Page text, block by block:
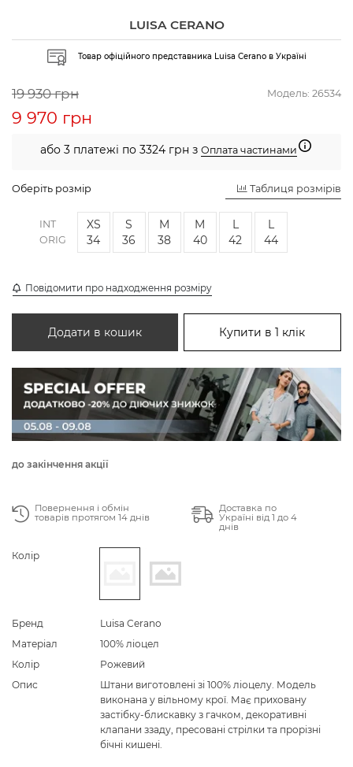
LUISA CERANO
Товар офіційного представника Luisa Cerano в Україні
Модель: 26534
19 930 грн
9 970 грн
або 3 платежі по 3324 грн з Оплата частинами
Оберіть розмір Таблиця розмірів
INT
ORIG
XS
34
S
36
M
38
M
40
L
42
L
44
Повідомити про надходження розміру
Додати в кошик Купити в 1 клік
до закінчення акції
Повернення і обмін
товарів протягом 14 днів
Доставка по
Україні від 1 до 4
днів
Колір
Бренд
Luisa Cerano
Матеріал
100% ліоцел
Колір
Рожевий
Опис
Штани виготовлені зі 100% ліоцелу. Модель
виконана у вільному крої. Має приховану
застібку-блискавку з гачком, декоративні
клапани ззаду, пресовані стрілки та прорізні
бічні кишені.